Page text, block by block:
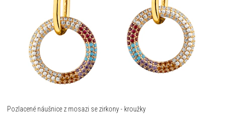
Pozlacené náušnice z mosazi se zirkony - kroužky